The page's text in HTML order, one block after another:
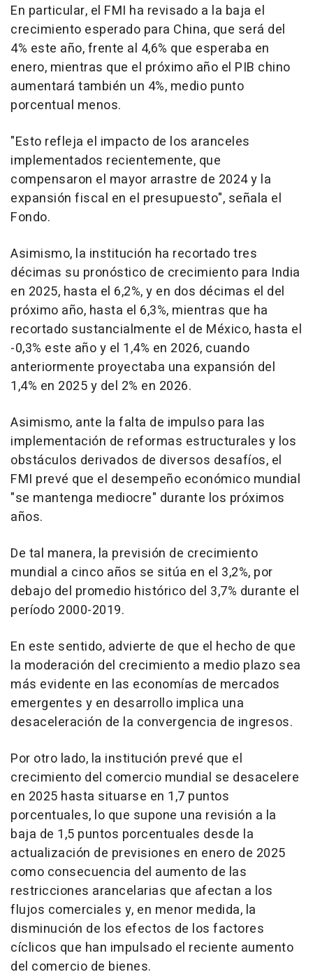
En particular, el FMI ha revisado a la baja el
crecimiento esperado para China, que será del
4% este año, frente al 4,6% que esperaba en
enero, mientras que el próximo año el PIB chino
aumentará también un 4%, medio punto
porcentual menos.
"Esto refleja el impacto de los aranceles
implementados recientemente, que
compensaron el mayor arrastre de 2024 y la
expansión fiscal en el presupuesto", señala el
Fondo.
Asimismo, la institución ha recortado tres
décimas su pronóstico de crecimiento para India
en 2025, hasta el 6,2%, y en dos décimas el del
próximo año, hasta el 6,3%, mientras que ha
recortado sustancialmente el de México, hasta el
-0,3% este año y el 1,4% en 2026, cuando
anteriormente proyectaba una expansión del
1,4% en 2025 y del 2% en 2026.
Asimismo, ante la falta de impulso para las
implementación de reformas estructurales y los
obstáculos derivados de diversos desafíos, el
FMI prevé que el desempeño económico mundial
"se mantenga mediocre" durante los próximos
años.
De tal manera, la previsión de crecimiento
mundial a cinco años se sitúa en el 3,2%, por
debajo del promedio histórico del 3,7% durante el
período 2000-2019.
En este sentido, advierte de que el hecho de que
la moderación del crecimiento a medio plazo sea
más evidente en las economías de mercados
emergentes y en desarrollo implica una
desaceleración de la convergencia de ingresos.
Por otro lado, la institución prevé que el
crecimiento del comercio mundial se desacelere
en 2025 hasta situarse en 1,7 puntos
porcentuales, lo que supone una revisión a la
baja de 1,5 puntos porcentuales desde la
actualización de previsiones en enero de 2025
como consecuencia del aumento de las
restricciones arancelarias que afectan a los
flujos comerciales y, en menor medida, la
disminución de los efectos de los factores
cíclicos que han impulsado el reciente aumento
del comercio de bienes.